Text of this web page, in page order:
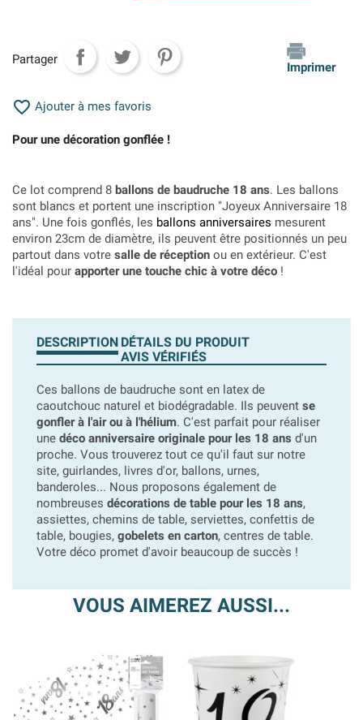
Partager
Imprimer
 Ajouter à mes favoris
Pour une décoration gonflée !
Ce lot comprend 8 ballons de baudruche 18 ans. Les ballons
sont blancs et portent une inscription "Joyeux Anniversaire 18
ans". Une fois gonflés, les ballons anniversaires mesurent
environ 23cm de diamètre, ils peuvent être positionnés un peu
partout dans votre salle de réception ou en extérieur. C'est
l'idéal pour apporter une touche chic à votre déco !
DESCRIPTION DÉTAILS DU PRODUIT
AVIS VÉRIFIÉS
Ces ballons de baudruche sont en latex de
caoutchouc naturel et biodégradable. Ils peuvent se
gonfler à l'air ou à l'hélium. C'est parfait pour réaliser
une déco anniversaire originale pour les 18 ans d'un
proche. Vous trouverez tout ce qu'il faut sur notre
site, guirlandes, livres d'or, ballons, urnes,
banderoles... Nous proposons également de
nombreuses décorations de table pour les 18 ans,
assiettes, chemins de table, serviettes, confettis de
table, bougies, gobelets en carton, centres de table.
Votre déco promet d'avoir beaucoup de succès !
VOUS AIMEREZ AUSSI...